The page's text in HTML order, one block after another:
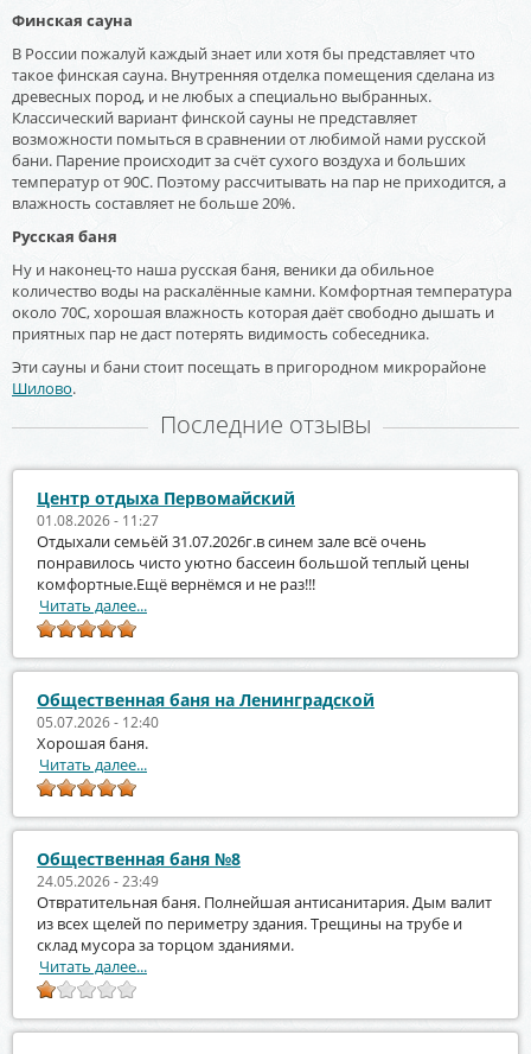
Финская сауна
В России пожалуй каждый знает или хотя бы представляет что
такое финская сауна. Внутренняя отделка помещения сделана из
древесных пород, и не любых а специально выбранных.
Классический вариант финской сауны не представляет
возможности помыться в сравнении от любимой нами русской
бани. Парение происходит за счёт сухого воздуха и больших
температур от 90С. Поэтому рассчитывать на пар не приходится, а
влажность составляет не больше 20%.
Русская баня
Ну и наконец-то наша русская баня, веники да обильное
количество воды на раскалённые камни. Комфортная температура
около 70С, хорошая влажность которая даёт свободно дышать и
приятных пар не даст потерять видимость собеседника.
Эти сауны и бани стоит посещать в пригородном микрорайоне
Шилово.
Последние отзывы
Центр отдыха Первомайский
01.08.2026 - 11:27
Отдыхали семьёй 31.07.2026г.в синем зале всё очень
понравилось чисто уютно бассеин большой теплый цены
комфортные.Ещё вернёмся и не раз!!!
Читать далее...
Общественная баня на Ленинградской
05.07.2026 - 12:40
Хорошая баня.
Читать далее...
Общественная баня №8
24.05.2026 - 23:49
Отвратительная баня. Полнейшая антисанитария. Дым валит
из всех щелей по периметру здания. Трещины на трубе и
склад мусора за торцом зданиями.
Читать далее...